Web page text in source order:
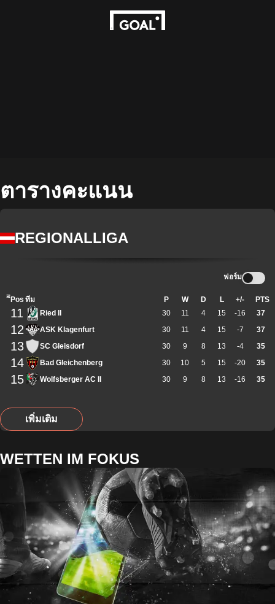
ตารางคะแนน
REGIONALLIGA
ฟอร์ม
ิีPos ทีม P W D L +/- PTS
11 Ried II 30 11 4 15 -16 37
12 ASK Klagenfurt 30 11 4 15 -7 37
13 SC Gleisdorf 30 9 8 13 -4 35
14 Bad Gleichenberg 30 10 5 15 -20 35
15 Wolfsberger AC II 30 9 8 13 -16 35
เพิ่มเติม
WETTEN IM FOKUS